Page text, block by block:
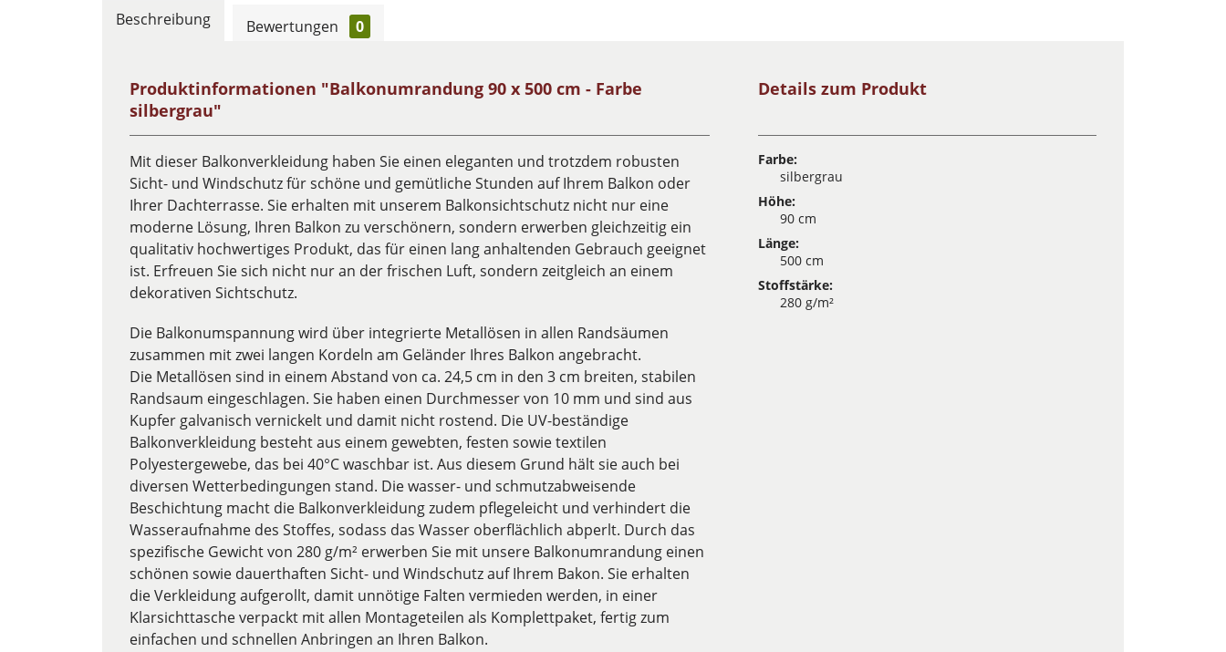
Beschreibung Bewertungen 0
Produktinformationen "Balkonumrandung 90 x 500 cm - Farbe
silbergrau"
Mit dieser Balkonverkleidung haben Sie einen eleganten und trotzdem robusten
Sicht- und Windschutz für schöne und gemütliche Stunden auf Ihrem Balkon oder
Ihrer Dachterrasse. Sie erhalten mit unserem Balkonsichtschutz nicht nur eine
moderne Lösung, Ihren Balkon zu verschönern, sondern erwerben gleichzeitig ein
qualitativ hochwertiges Produkt, das für einen lang anhaltenden Gebrauch geeignet
ist. Erfreuen Sie sich nicht nur an der frischen Luft, sondern zeitgleich an einem
dekorativen Sichtschutz.
Die Balkonumspannung wird über integrierte Metallösen in allen Randsäumen
zusammen mit zwei langen Kordeln am Geländer Ihres Balkon angebracht.
Die Metallösen sind in einem Abstand von ca. 24,5 cm in den 3 cm breiten, stabilen
Randsaum eingeschlagen. Sie haben einen Durchmesser von 10 mm und sind aus
Kupfer galvanisch vernickelt und damit nicht rostend. Die UV-beständige
Balkonverkleidung besteht aus einem gewebten, festen sowie textilen
Polyestergewebe, das bei 40°C waschbar ist. Aus diesem Grund hält sie auch bei
diversen Wetterbedingungen stand. Die wasser- und schmutzabweisende
Beschichtung macht die Balkonverkleidung zudem pflegeleicht und verhindert die
Wasseraufnahme des Stoffes, sodass das Wasser oberflächlich abperlt. Durch das
spezifische Gewicht von 280 g/m² erwerben Sie mit unsere Balkonumrandung einen
schönen sowie dauerthaften Sicht- und Windschutz auf Ihrem Bakon. Sie erhalten
die Verkleidung aufgerollt, damit unnötige Falten vermieden werden, in einer
Klarsichttasche verpackt mit allen Montageteilen als Komplettpaket, fertig zum
einfachen und schnellen Anbringen an Ihren Balkon.
Details zum Produkt
Farbe:
silbergrau
Höhe:
90 cm
Länge:
500 cm
Stoffstärke:
280 g/m²